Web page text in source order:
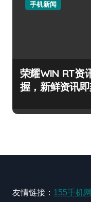
手机新闻
荣耀WIN RT资
握，新鲜资讯即
友情链接： 155手机网